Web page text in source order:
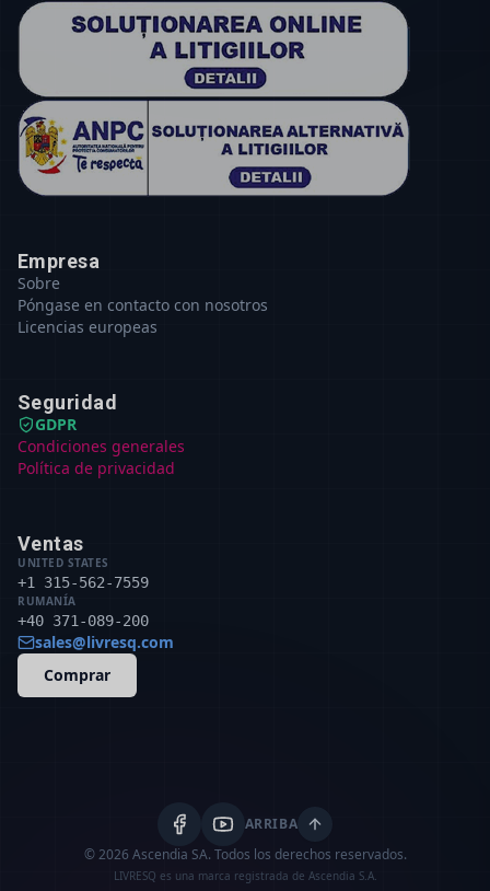
Empresa
Sobre
Póngase en contacto con nosotros
Licencias europeas
Seguridad
GDPR
Condiciones generales
Política de privacidad
Ventas
UNITED STATES
+1 315-562-7559
RUMANÍA
+40 371-089-200
sales@livresq.com
Comprar
ARRIBA
© 2026 Ascendia SA. Todos los derechos reservados.
LIVRESQ es una marca registrada de Ascendia S.A.